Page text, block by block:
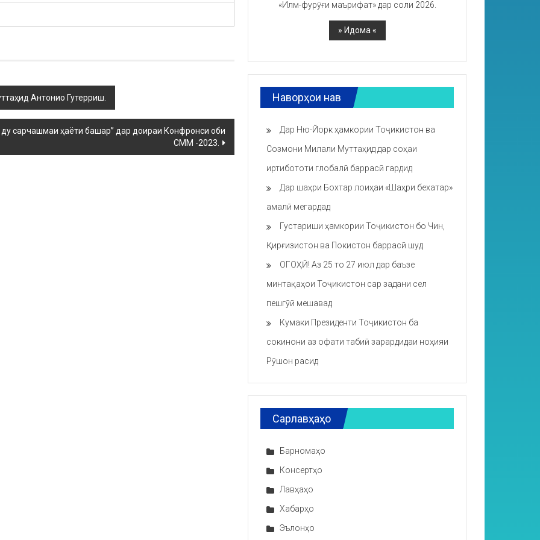
Антонио Гутерриш.
сарчашмаи ҳаёти башар” дар доираи Конфронси оби
СММ -2023.
«Илм-фурӯғи маърифат» дар соли 2026.
Наворҳои нав
Дар Ню-Йорк ҳамкории Тоҷикистон ва
Созмони Милали Муттаҳид дар соҳаи
иртибототи глобалӣ баррасӣ гардид
Дар шаҳри Бохтар лоиҳаи «Шаҳри бехатар»
амалӣ мегардад
Густариши ҳамкории Тоҷикистон бо Чин,
Қирғизистон ва Покистон баррасӣ шуд
ОГОҲӢ! Аз 25 то 27 июл дар баъзе
минтақаҳои Тоҷикистон сар задани сел
пешгӯӣ мешавад
Кумаки Президенти Тоҷикистон ба
сокинони аз офати табиӣ зарардидаи ноҳияи
Рӯшон расид
Сарлавҳаҳо
Барномаҳо
Консертҳо
Лавҳаҳо
Хабарҳо
Эълонҳо